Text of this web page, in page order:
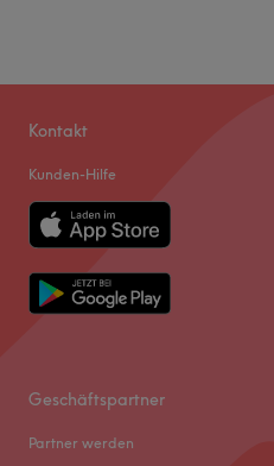
Kontakt
Kunden-Hilfe
Geschäftspartner
Partner werden